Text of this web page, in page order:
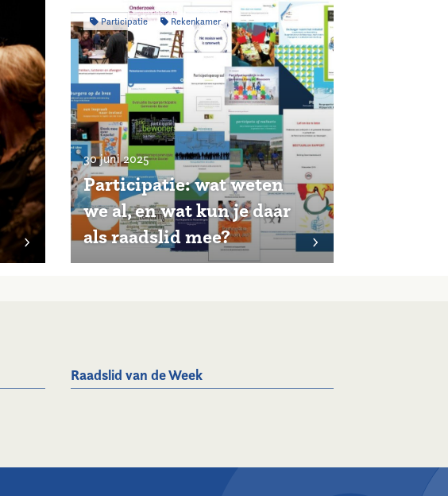
Participatie Rekenkamer
30 juni 2025
Participatie: wat weten
we al, en wat kun je daar
als raadslid mee?
Raadslid van de Week